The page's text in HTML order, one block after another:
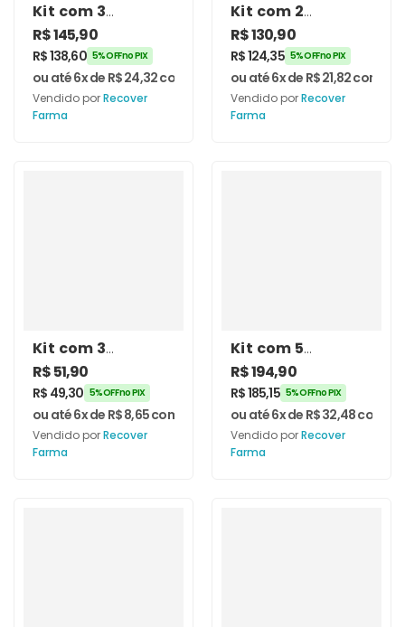
Kit com 3
unidades de
Cálcio +
Vitamina D3 60
Cápsulas –
Recover Farma
R$145,90
R$138,60 5% OFF no PIX
ou até 6x de R$24,32com juros
Vendido porRecover
Farma
Kit com 2
unidades de
Cálcio +
Vitamina D3 60
Cápsulas –
Recover Farma
R$130,90
R$124,35 5% OFF no PIX
ou até 6x de R$21,82com
Vendido porRecover
Farma
Kit com 3
unidades de
Vitamina D3
5.000 Ui 60
Cápsulas –
Recover Farma
R$51,90
R$ 49,30 5% OFF no PIX
ou até 6x de R$8,65com juros
Vendido porRecover
Farma
Kit com 5
unidades de
Vitamina D3 K2
MK-7 60
Cápsulas –
Recover Farma
R$194,90
R$185,15 5% OFF no PIX
ou até 6x de R$32,48com
Vendido porRecover
Farma